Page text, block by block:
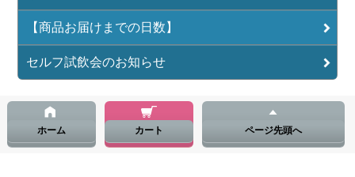
【商品お届けまでの日数】
セルフ試飲会のお知らせ
ホーム カート ページ先頭へ